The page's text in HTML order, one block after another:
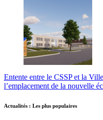
Entente entre le CSSP et la
l’emplacement de la nouvelle
Actualités : Les plus populaires